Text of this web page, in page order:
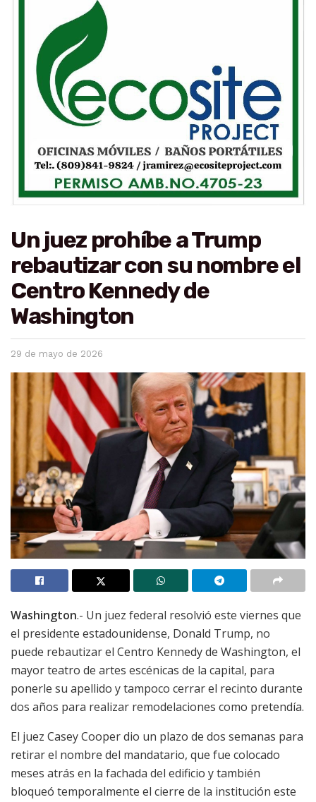
Un juez prohíbe a Trump
rebautizar con su nombre el
Centro Kennedy de
Washington
29 de mayo de 2026
Washington.- Un juez federal resolvió este viernes que
el presidente estadounidense, Donald Trump, no
puede rebautizar el Centro Kennedy de Washington, el
mayor teatro de artes escénicas de la capital, para
ponerle su apellido y tampoco cerrar el recinto durante
dos años para realizar remodelaciones como pretendía.
El juez Casey Cooper dio un plazo de dos semanas para
retirar el nombre del mandatario, que fue colocado
meses atrás en la fachada del edificio y también
bloqueó temporalmente el cierre de la institución este